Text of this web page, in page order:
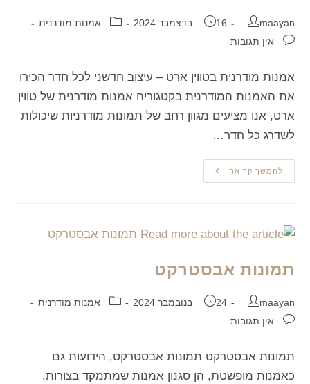
maayan 16 בדצמבר 2024
אמנות מודרנית
אין תגובות
אמנות מודרנית בטווין ארט – עיצוב חדשני לכל חדר הכירו
את האמנות המודרנית בקטגוריה אמנות מודרנית של טווין
ארט, אנו מציעים מגוון רחב של תמונות מודרניות שיכולות
לשדרג כל חדר…
להמשך קריאה
תמונות אבסטרקט
maayan 24 בנובמבר 2024
אמנות מודרנית
אין תגובות
תמונות אבסטרקט תמונות אבסטרקט, הידועות גם
כאמנות מופשטת, הן סגנון אמנות שמתמקד בצורות,